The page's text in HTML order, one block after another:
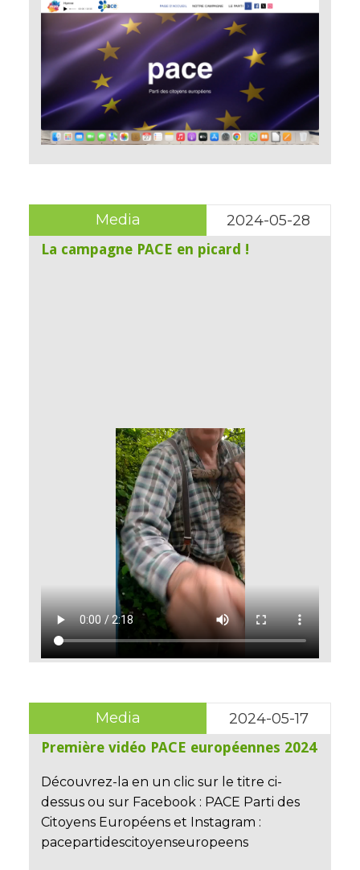
Media 2024-05-28
La campagne PACE en picard !
Media 2024-05-17
Première vidéo PACE européennes 2024
Découvrez-la en un clic sur le titre ci-
dessus ou sur Facebook : PACE Parti des
Citoyens Européens et Instagram :
pacepartidescitoyenseuropeens